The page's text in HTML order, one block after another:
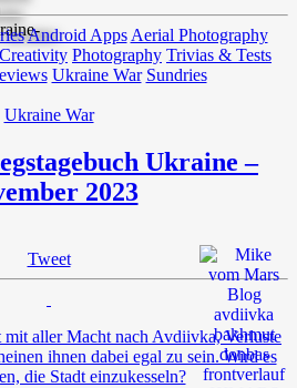
Android Apps Aerial Photography
Creativity Photography Trivias & Tests
Ukraine War Sundries
Ukraine War
Ukraine –
2023
Tweet
mit aller Macht nach Avdiivka, Verluste
ihnen dabei egal zu sein. Wird es
die Stadt einzukesseln?